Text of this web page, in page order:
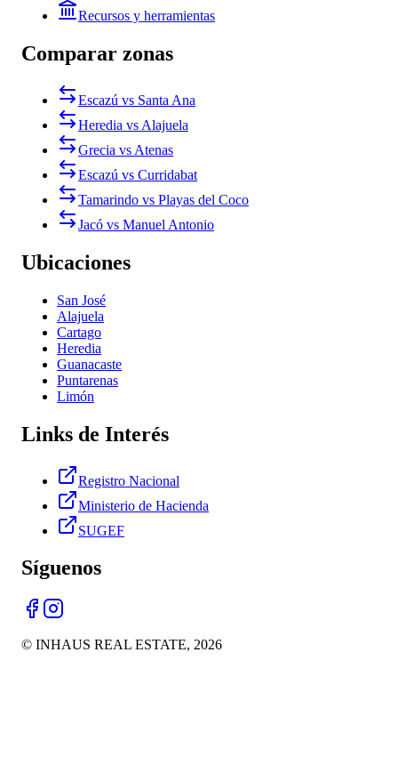
Recursos y herramientas
Comparar zonas
Escazú vs Santa Ana
Heredia vs Alajuela
Grecia vs Atenas
Escazú vs Curridabat
Tamarindo vs Playas del Coco
Jacó vs Manuel Antonio
Ubicaciones
San José
Alajuela
Cartago
Heredia
Guanacaste
Puntarenas
Limón
Links de Interés
Registro Nacional
Ministerio de Hacienda
SUGEF
Síguenos
© INHAUS REAL ESTATE, 2026